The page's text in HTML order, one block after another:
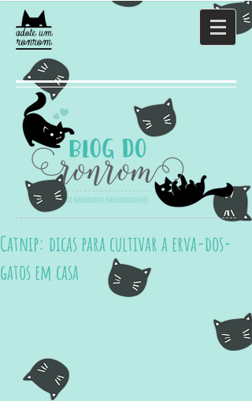
Catnip: dicas para cultivar a erva-dos-
gatos em casa